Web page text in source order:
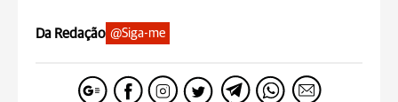
Da Redação @Siga-me